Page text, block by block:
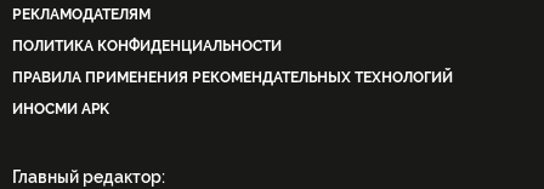
РЕКЛАМОДАТЕЛЯМ
ПОЛИТИКА КОНФИДЕНЦИАЛЬНОСТИ
ПРАВИЛА ПРИМЕНЕНИЯ РЕКОМЕНДАТЕЛЬНЫХ ТЕХНОЛОГИЙ
ИНОСМИ APK
Главный редактор: